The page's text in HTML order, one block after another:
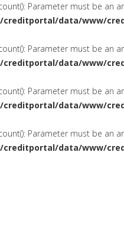
Parameter must be an
data/www/
Parameter must be an
data/www/
Parameter must be an
data/www/
Parameter must be an
data/www/